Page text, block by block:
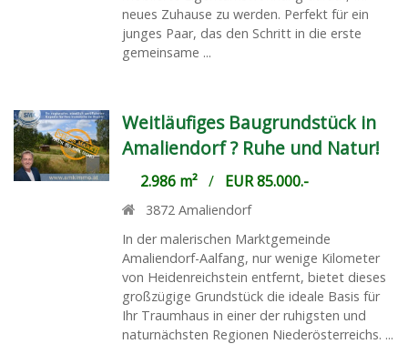
neues Zuhause zu werden. Perfekt für ein
junges Paar, das den Schritt in die erste
gemeinsame ...
Weitläufiges Baugrundstück in
Amaliendorf ? Ruhe und Natur!
2.986 m²/ EUR 85.000.-
3872 Amaliendorf
In der malerischen Marktgemeinde
Amaliendorf-Aalfang, nur wenige Kilometer
von Heidenreichstein entfernt, bietet dieses
großzügige Grundstück die ideale Basis für
Ihr Traumhaus in einer der ruhigsten und
naturnächsten Regionen Niederösterreichs. ...